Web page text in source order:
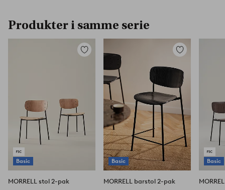
Produkter i samme serie
Basic
Tilføj
MORRELL stol 2-pak
Basic
Tilføj
favoritter
MORRELL barstol 2-pak
Basic